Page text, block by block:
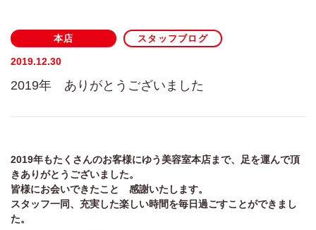
Unity
worth worth cure
coco Porte
Company
会社概要
Contact
お問い合わせは、各店舗へ
ゆう美容室 本店
025-229-2483
9:00~18:00
本店 スタッフブログ
2019.12.30
2019年 ありがとうございました
2019年もたくさんのお客様にゆう美容室本店まで、足を運んで頂
きありがとうございました。
皆様にお会いできたこと 感謝いたします。
スタッフ一同、充実した楽しい時間を毎日過ごすことができまし
た。